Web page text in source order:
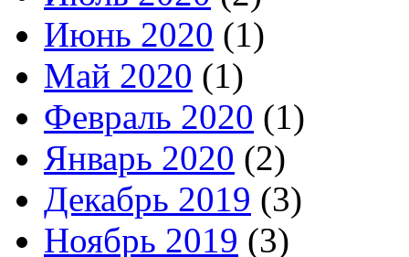
Июнь 2020 (1)
Май 2020 (1)
Февраль 2020 (1)
Январь 2020 (2)
Декабрь 2019 (3)
Ноябрь 2019 (3)